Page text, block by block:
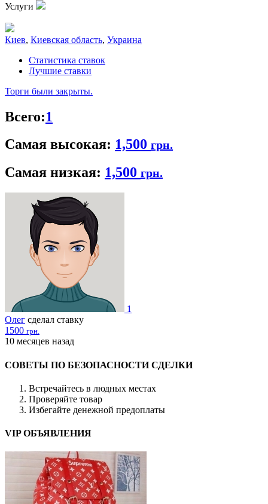
Услуги
Киев, Киевская область, Украина
Статистика ставок
Лучшие ставки
Торги были закрыты.
Всего:1
Самая высокая: 1,500 грн.
Самая низкая: 1,500 грн.
1
Олег сделал ставку
1500 грн.
10 месяцев назад
СОВЕТЫ ПО БЕЗОПАСНОСТИ СДЕЛКИ
Встречайтесь в людных местах
Проверяйте товар
Избегайте денежной предоплаты
VIP ОБЪЯВЛЕНИЯ